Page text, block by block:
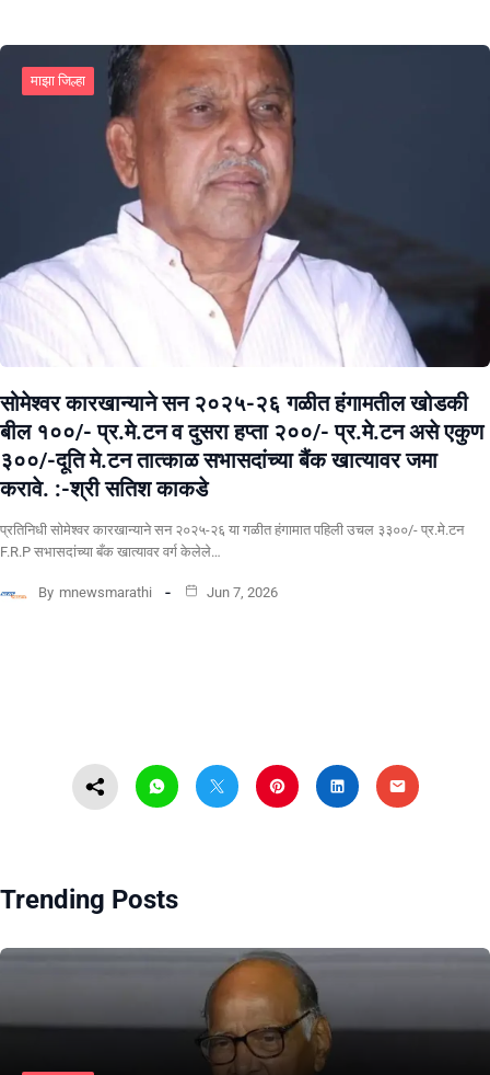
माझा जिल्हा
सोमेश्वर कारखान्याने सन २०२५-२६ गळीत हंगामतील खोडकी
बील १००/- प्र.मे.टन व दुसरा हप्ता २००/- प्र.मे.टन असे एकुण
३००/-दूति मे.टन तात्काळ सभासदांच्या बैंक खात्यावर जमा
करावे. :-श्री सतिश काकडे
प्रतिनिधी सोमेश्वर कारखान्याने सन २०२५-२६ या गळीत हंगामात पहिली उचल ३३००/- प्र.मे.टन
F.R.P सभासदांच्या बँक खात्यावर वर्ग केलेले…
By mnewsmarathi Jun 7, 2026
Trending Posts